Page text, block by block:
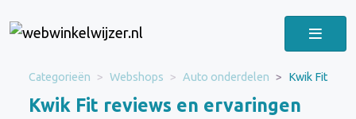
Categorieën Webshops Auto onderdelen Kwik Fit
Kwik Fit reviews en ervaringen